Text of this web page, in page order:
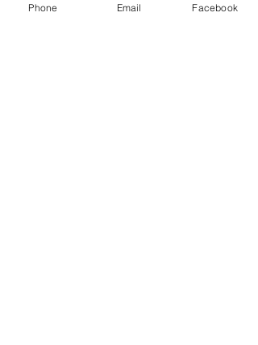
Phone Email Facebook